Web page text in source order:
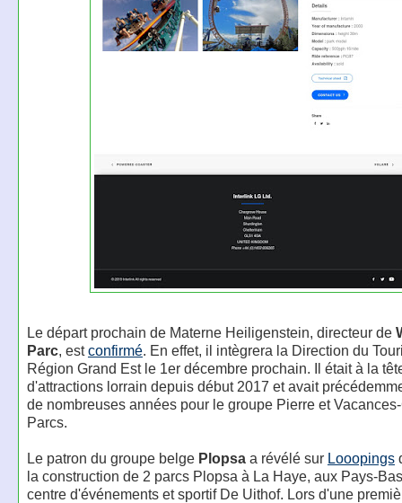
Le départ prochain de Materne Heiligenstein, directeur de
Parc, estconfirmé. En effet, il intègrera la Direction du
Région Grand Est le 1er décembre prochain. Il était à la
d'attractions lorrain depuis début 2017 et avait
de nombreuses années pour le groupe Pierre et
Parcs.
Le patron du groupe belge Plopsaa révélé sur Looopings
la construction de 2 parcs Plopsa à La Haye, aux Pays-
centre d'événements et sportif De Uithof. Lors d'une